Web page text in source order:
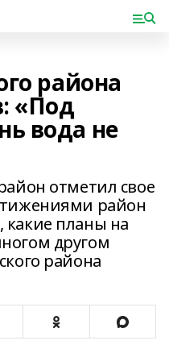
района
«Под
вода не
отметил свое
район
какие планы на
другом
района